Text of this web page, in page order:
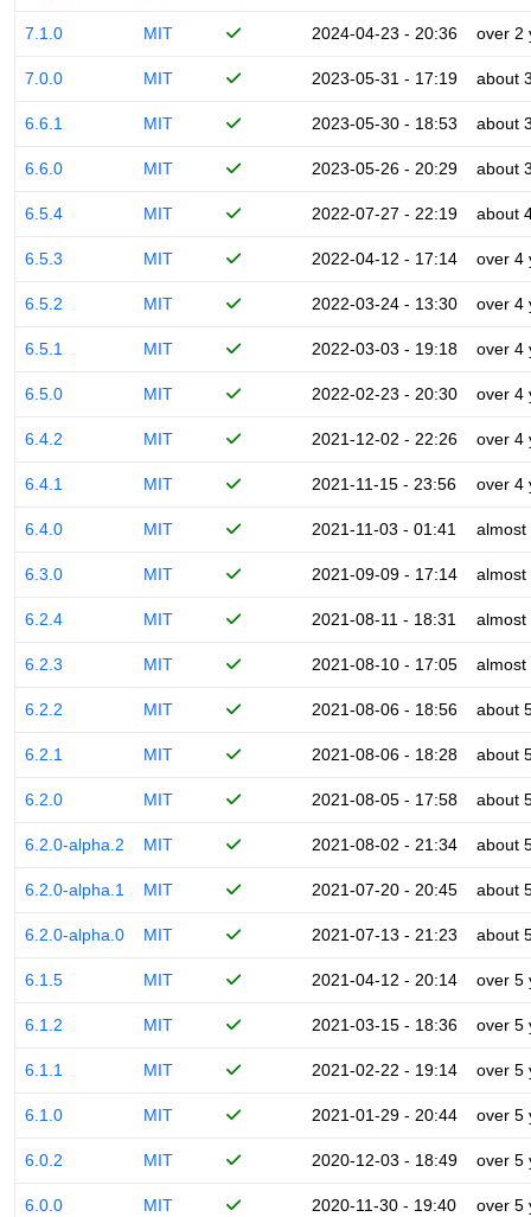
7.1.0 MIT 2024-04-23 - 20:36 over 2
7.0.0 MIT 2023-05-31 - 17:19 about
6.6.1 MIT 2023-05-30 - 18:53 about
6.6.0 MIT 2023-05-26 - 20:29 about
6.5.4 MIT 2022-07-27 - 22:19 about
6.5.3 MIT 2022-04-12 - 17:14 over 4
6.5.2 MIT 2022-03-24 - 13:30 over 4
6.5.1 MIT 2022-03-03 - 19:18 over 4
6.5.0 MIT 2022-02-23 - 20:30 over 4
6.4.2 MIT 2021-12-02 - 22:26 over 4
6.4.1 MIT 2021-11-15 - 23:56 over 4
6.4.0 MIT 2021-11-03 - 01:41 almost
6.3.0 MIT 2021-09-09 - 17:14 almost
6.2.4 MIT 2021-08-11 - 18:31 almost
6.2.3 MIT 2021-08-10 - 17:05 almost
6.2.2 MIT 2021-08-06 - 18:56 about
6.2.1 MIT 2021-08-06 - 18:28 about
6.2.0 MIT 2021-08-05 - 17:58 about
6.2.0-alpha.2 MIT 2021-08-02 - 21:34 about
6.2.0-alpha.1 MIT 2021-07-20 - 20:45 about
6.2.0-alpha.0 MIT 2021-07-13 - 21:23 about
6.1.5 MIT 2021-04-12 - 20:14 over 5
6.1.2 MIT 2021-03-15 - 18:36 over 5
6.1.1 MIT 2021-02-22 - 19:14 over 5
6.1.0 MIT 2021-01-29 - 20:44 over 5
6.0.2 MIT 2020-12-03 - 18:49 over 5
6.0.0 MIT 2020-11-30 - 19:40 over 5